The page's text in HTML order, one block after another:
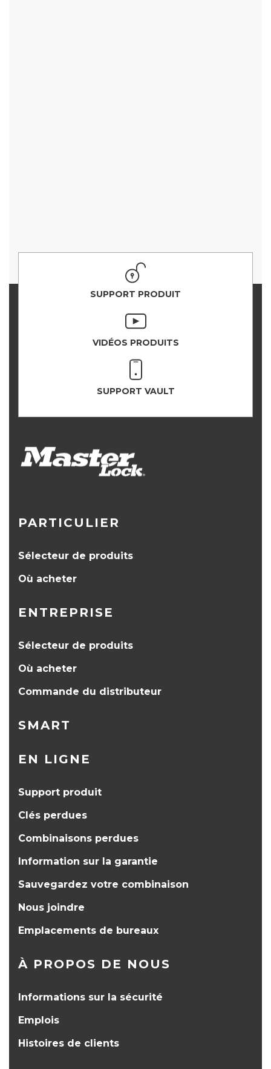
SUPPORT PRODUIT
VIDÉOS PRODUITS
SUPPORT VAULT
PARTICULIER
Sélecteur de produits
Où acheter
ENTREPRISE
Sélecteur de produits
Où acheter
Commande du distributeur
SMART
EN LIGNE
Support produit
Clés perdues
Combinaisons perdues
Information sur la garantie
Sauvegardez votre combinaison
Nous joindre
Emplacements de bureaux
À PROPOS DE NOUS
Informations sur la sécurité
Emplois
Histoires de clients